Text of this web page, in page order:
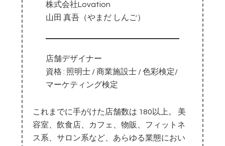
株式会社Lovation
山田 真吾（やまだ しんご）
店舗デザイナー
資格 : 照明士 / 商業施設士 / 色彩検定/
マーケティング検定
これまでに手がけた店舗数は 180以上。 美
容室、飲食店、カフェ、物販、フィットネ
ス系、サロン系など、あらゆる業態におい